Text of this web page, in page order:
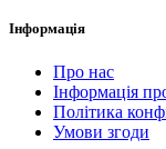
Інформація
Про нас
Інформація
Політика
Умови згоди